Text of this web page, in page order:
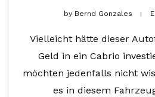
byBernd Gonzales
Vielleicht hätte dieser
Geld in ein Cabrio
möchten jedenfalls nicht
es in diesem